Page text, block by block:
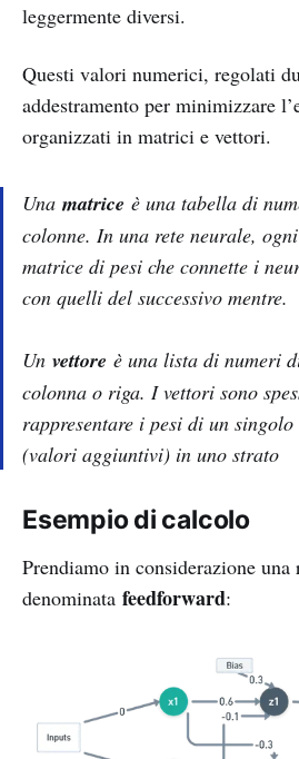
leggermente diversi.
Questi valori numerici, regolati
addestramento per minimizzare
organizzati in matrici e vettori.
Una matrice è una tabella di
colonne. In una rete neurale,
matrice di pesi che connette i
con quelli del successivo mentre.
Un vettore è una lista di numeri
colonna o riga. I vettori sono
rappresentare i pesi di un
(valori aggiuntivi) in uno strato
Esempio di calcolo
Prendiamo in considerazione una
denominata feedforward: